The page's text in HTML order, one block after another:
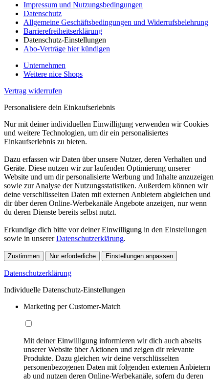
Impressum und Nutzungsbedingungen
Datenschutz
Allgemeine Geschäftsbedingungen und Widerrufsbelehrung
Barrierefreiheitserklärung
Datenschutz-Einstellungen
Abo-Verträge hier kündigen
Unternehmen
Weitere nice Shops
Vertrag widerrufen
Personalisiere dein Einkaufserlebnis
Nur mit deiner individuellen Einwilligung verwenden wir Cookies
und weitere Technologien, um dir ein personalisiertes
Einkaufserlebnis zu bieten.
Dazu erfassen wir Daten über unsere Nutzer, deren Verhalten und
Geräte. Diese nutzen wir zur laufenden Optimierung unserer
Website und um dir personalisierte Werbung und Inhalte anzuzeigen
sowie zur Analyse der Nutzungsstatistiken. Außerdem können wir
deine verschlüsselten Daten mit externen Anbietern abgleichen und
dir über deren Online-Werbekanäle Angebote anzeigen, nur wenn
du deren Dienste bereits selbst nutzt.
Erkundige dich bitte vor deiner Einwilligung in den Einstellungen
sowie in unsererDatenschutzerklärung.
Zustimmen Nur erforderliche Einstellungen anpassen
Datenschutzerklärung
Individuelle Datenschutz-Einstellungen
Marketing per Customer-Match
Mit deiner Einwilligung informieren wir dich auch abseits
unserer Website über Aktionen und zeigen dir relevante
Produkte. Dazu gleichen wir deine verschlüsselten
personenbezogenen Daten mit folgenden externen Anbietern
ab und nutzen deren Online-Werbekanäle, sofern du deren